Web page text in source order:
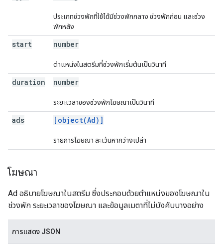
ประเภทช่วงพักที่ใช้ได้มีช่วงพักกลาง ช่วงพักก่อน และช่วง
พักหลัง
start number
ตำแหน่งในสตรีมที่ช่วงพักเริ่มต้นเป็นวินาที
duration number
ระยะเวลาของช่วงพักโฆษณาเป็นวินาที
ads [object(Ad)]
รายการโฆษณา ละเว้นหากว่างเปล่า
โฆษณา
Ad อธิบายโฆษณาในสตรีม ซึ่งประกอบด้วยตําแหน่งของโฆษณาใน
ช่วงพัก ระยะเวลาของโฆษณา และข้อมูลเมตาที่ไม่บังคับบางอย่าง
การแสดง JSON